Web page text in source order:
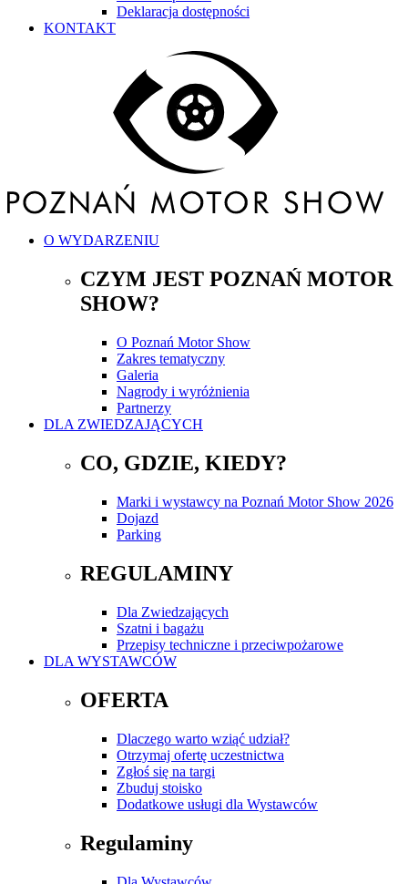
Deklaracja dostępności
KONTAKT
O WYDARZENIU
CZYM JEST POZNAŃ MOTOR
SHOW?
O Poznań Motor Show
Zakres tematyczny
Galeria
Nagrody i wyróżnienia
Partnerzy
DLA ZWIEDZAJĄCYCH
CO, GDZIE, KIEDY?
Marki i wystawcy na Poznań Motor Show 2026
Dojazd
Parking
REGULAMINY
Dla Zwiedzających
Szatni i bagażu
Przepisy techniczne i przeciwpożarowe
DLA WYSTAWCÓW
OFERTA
Dlaczego warto wziąć udział?
Otrzymaj ofertę uczestnictwa
Zgłoś się na targi
Zbuduj stoisko
Dodatkowe usługi dla Wystawców
Regulaminy